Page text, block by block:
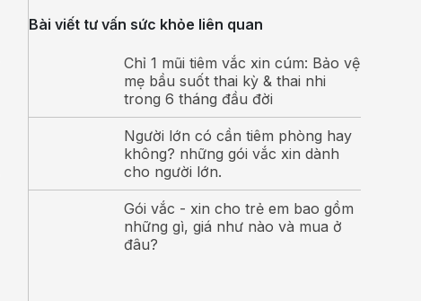
Bài viết tư vấn sức khỏe liên quan
Chỉ 1 mũi tiêm vắc xin cúm: Bảo vệ
mẹ bầu suốt thai kỳ & thai nhi
trong 6 tháng đầu đời
Người lớn có cần tiêm phòng hay
không? những gói vắc xin dành
cho người lớn.
Gói vắc - xin cho trẻ em bao gồm
những gì, giá như nào và mua ở
đâu?